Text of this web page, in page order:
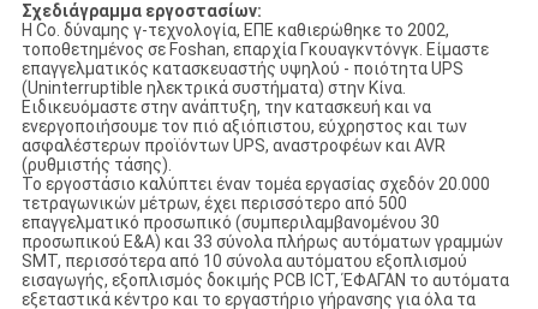
Σχεδιάγραμμα εργοστασίων:
Η Co. δύναμης γ-τεχνολογία, ΕΠΕ καθιερώθηκε το 2002,
τοποθετημένος σε Foshan, επαρχία Γκουαγκντόνγκ. Είμαστε
επαγγελματικός κατασκευαστής υψηλού - ποιότητα UPS
(Uninterruptible ηλεκτρικά συστήματα) στην Κίνα.
Ειδικευόμαστε στην ανάπτυξη, την κατασκευή και να
ενεργοποιήσουμε τον πιό αξιόπιστου, εύχρηστος και των
ασφαλέστερων προϊόντων UPS, αναστροφέων και AVR
(ρυθμιστής τάσης).
Το εργοστάσιο καλύπτει έναν τομέα εργασίας σχεδόν 20.000
τετραγωνικών μέτρων, έχει περισσότερο από 500
επαγγελματικό προσωπικό (συμπεριλαμβανομένου 30
προσωπικού Ε&Α) και 33 σύνολα πλήρως αυτόματων γραμμών
SMT, περισσότερα από 10 σύνολα αυτόματου εξοπλισμού
εισαγωγής, εξοπλισμός δοκιμής PCB ICT, ΈΦΑΓΑΝ το αυτόματα
εξεταστικά κέντρο και το εργαστήριο γήρανσης για όλα τα